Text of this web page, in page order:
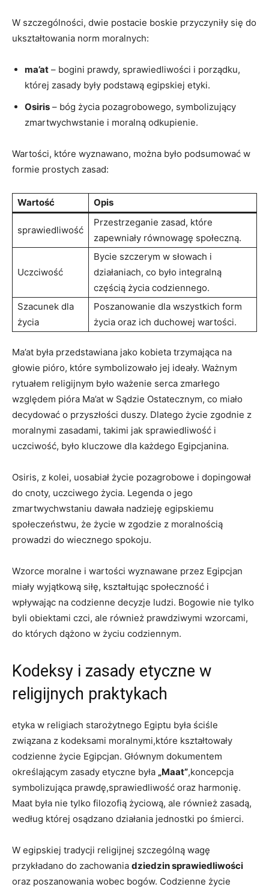
W szczególności, dwie postacie boskie przyczyniły się do
ukształtowania norm moralnych:
ma’at – bogini prawdy, sprawiedliwości i porządku,
której zasady ⁢były ​podstawą egipskiej etyki.
Osiris – bóg życia pozagrobowego, symbolizujący
zmartwychwstanie i moralną odkupienie.
Wartości, które wyznawano, ​można było podsumować w
formie prostych zasad:
Wartość Opis
sprawiedliwość
Przestrzeganie zasad, ​które
zapewniały równowagę społeczną.
Uczciwość
Bycie‌ szczerym w słowach i​
działaniach, co było integralną
⁤częścią życia​ codziennego.
Szacunek dla
życia
Poszanowanie dla wszystkich ⁣form
życia oraz​ ich duchowej wartości.
Ma’at⁣ była przedstawiana jako kobieta trzymająca na⁢
głowie pióro, które symbolizowało jej ideały. Ważnym
rytuałem religijnym było ważenie serca zmarłego
‍względem pióra Ma’at w Sądzie ‍Ostatecznym, ​co miało
decydować o⁣ przyszłości duszy. Dlatego życie ⁣zgodnie⁢ z
moralnymi zasadami, takimi jak sprawiedliwość i
uczciwość, było kluczowe dla ⁤każdego Egipcjanina.
Osiris, z kolei, uosabiał​ życie‍ pozagrobowe i dopingował
do cnoty, uczciwego życia. Legenda o jego
zmartwychwstaniu ⁣dawała nadzieję egipskiemu
społeczeństwu, że życie w zgodzie z moralnością
prowadzi do ‌wiecznego spokoju.
Wzorce moralne i wartości wyznawane⁣ przez Egipcjan
‍miały wyjątkową siłę, kształtując społeczność i⁤
wpływając na codzienne decyzje ludzi. Bogowie ⁢nie‌ tylko
byli obiektami czci, ale również prawdziwymi wzorcami,
do których​ dążono w życiu codziennym.
Kodeksy i zasady etyczne​ w
religijnych praktykach
etyka w religiach ​starożytnego Egiptu była ściśle
związana z kodeksami moralnymi,które kształtowały
codzienne życie Egipcjan. Głównym dokumentem
określającym zasady etyczne była „Maat”,koncepcja
symbolizująca prawdę,sprawiedliwość oraz harmonię.
Maat była ⁢nie tylko filozofią życiową, ale również zasadą,
według której osądzano działania jednostki po śmierci.
W egipskiej tradycji religijnej szczególną wagę
przykładano do zachowania dziedzin sprawiedliwości
oraz poszanowania wobec bogów. Codzienne życie